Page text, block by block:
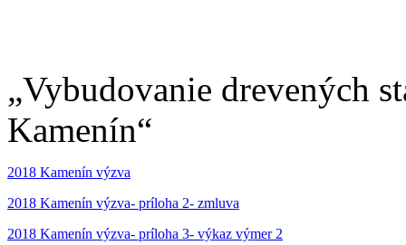
„Vybudovanie drevených
Kamenín“
2018 Kamenín výzva
2018 Kamenín výzva- príloha 2- zmluva
2018 Kamenín výzva- príloha 3- výkaz výmer 2